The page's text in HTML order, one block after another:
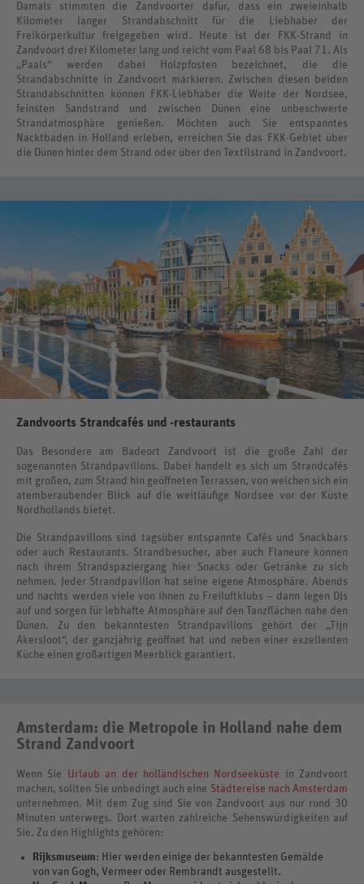
Damals stimmten die Zandvoorter dafür, dass ein zweieinhalb
Kilometer langer Strandabschnitt für die Liebhaber der
Freikörperkultur freigegeben wird. Heute ist der FKK-Strand in
Zandvoort drei Kilometer lang und reicht vom Paal 68 bis Paal 71. Als
„Paals“ werden dabei Holzpfosten bezeichnet, die die
Strandabschnitte in Zandvoort markieren. Zwischen diesen beiden
Strandabschnitten können FKK-Liebhaber die Weite der Nordsee,
feinsten Sandstrand und zwischen Dünen eine unbeschwerte
Strandatmosphäre genießen. Möchten auch Sie entspanntes
Nacktbaden in Holland erleben, erreichen Sie das FKK-Gebiet über
die Dünen hinter dem Strand oder über den Textilstrand in Zandvoort.
Zandvoorts Strandcafés und -restaurants
Das Besondere am Badeort Zandvoort ist die große Zahl der
sogenannten Strandpavillons. Dabei handelt es sich um Strandcafés
mit großen, zum Strand hin geöffneten Terrassen, von welchen sich ein
atemberaubender Blick auf die weitläufige Nordsee vor der Küste
Nordhollands bietet.
Die Strandpavillons sind tagsüber entspannte Cafés und Snackbars
oder auch Restaurants. Strandbesucher, aber auch Flaneure können
nach ihrem Strandspaziergang hier Snacks oder Getränke zu sich
nehmen. Jeder Strandpavillon hat seine eigene Atmosphäre. Abends
und nachts werden viele von ihnen zu Freiluftklubs – dann legen DJs
auf und sorgen für lebhafte Atmosphäre auf den Tanzflächen nahe den
Dünen. Zu den bekanntesten Strandpavillons gehört der „Tijn
Akersloot“, der ganzjährig geöffnet hat und neben einer exzellenten
Küche einen großartigen Meerblick garantiert.
Amsterdam: die Metropole in Holland nahe dem
Strand Zandvoort
Wenn Sie Urlaub an der holländischen Nordseeküste in Zandvoort
machen, sollten Sie unbedingt auch eine Städtereise nach Amsterdam
unternehmen. Mit dem Zug sind Sie von Zandvoort aus nur rund 30
Minuten unterwegs. Dort warten zahlreiche Sehenswürdigkeiten auf
Sie. Zu den Highlights gehören:
Rijksmuseum: Hier werden einige der bekanntesten Gemälde
von van Gogh, Vermeer oder Rembrandt ausgestellt.